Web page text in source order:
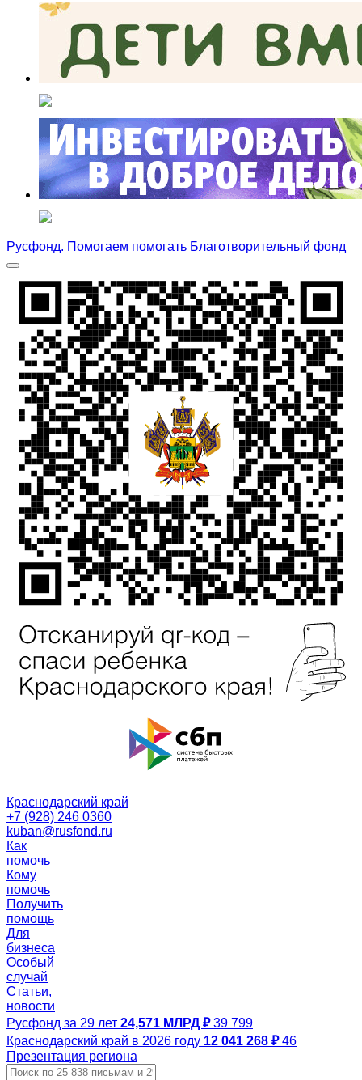
Русфонд. Помогаем помогать Благотворительный фонд
Краснодарский край
+7 (928) 246 0360
kuban@rusfond.ru
Как
помочь
Кому
помочь
Получить
помощь
Для
бизнеса
Особый
случай
Статьи,
новости
Русфонд за 29 лет 24,571 МЛРД ₽ 39 799
Краснодарский край в 2026 году 12 041 268 ₽ 46
Презентация региона